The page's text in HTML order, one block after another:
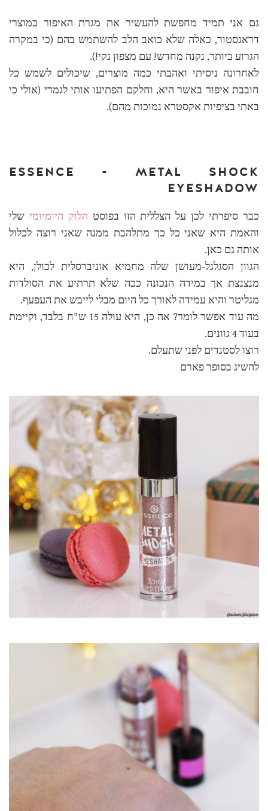
גם אני תמיד מחפשת להעשיר את מגרת האיפור במוצרי
דראגסטור, כאלה שלא כואב הלב להשתמש בהם (כי במקרה
הגרוע ביותר, נקנה מחדש! עם מצפון נקי!).
לאחרונה ניסיתי ואהבתי כמה מוצרים, שיכולים לשמש כל
חובבת איפור באשר היא, וחלקם הפתיעו אותי לגמרי (אולי כי
באתי בציפיות אקסטרא נמוכות מהם).
ESSENCE - METAL SHOCK
EYESHADOW
כבר סיפרתי לכן על הצללית הזו בפוסט הלוק היומיומי שלי
והאמת היא שאני כל כך מתלהבת ממנה שאני רוצה לכלול
אותה גם כאן.
הגוון הסגלגל-מעושן שלה מחמיא אוניברסלית לכולן, היא
מנצנצת אך במידה הנכונה ככה שלא תרתיע את הסולדות
מגליטר והיא עמידה לאורך כל היום מבלי לייבש את העפעף.
מה עוד אפשר לומר? אה כן, היא עולה 15 ש"ח בלבד, וקיימת
בעוד 4 גוונים.
רוצו לסטנדים לפני שתעלם.
להשיג בסופר פארם